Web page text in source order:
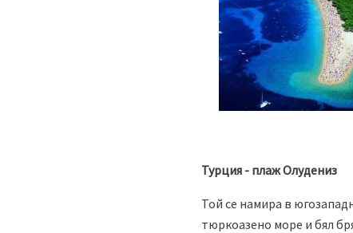
Турция - плаж Олудениз
Той се намира в
тюркоазено море и бял